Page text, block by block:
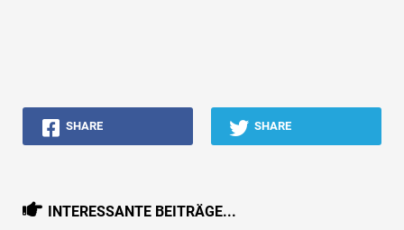
SHARE SHARE
INTERESSANTE BEITRÄGE...